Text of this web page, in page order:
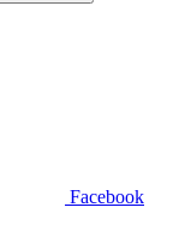
Facebook